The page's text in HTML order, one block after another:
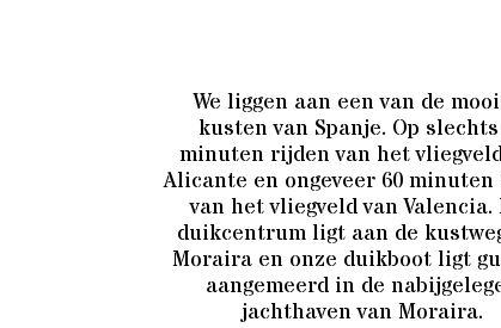
We liggen aan een van de
kusten van Spanje. Op
minuten rijden van het
Alicante en ongeveer 60
van het vliegveld van Valencia.
duikcentrum ligt aan de
Moraira en onze duikboot ligt
aangemeerd in de
jachthaven van Moraira.